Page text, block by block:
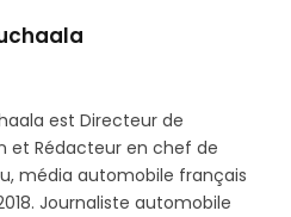
Telegram
est Directeur de
et Rédacteur en chef de
média automobile français
Journaliste automobile